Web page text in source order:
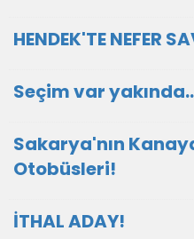
HENDEK'TE NEFER
Seçim var
Sakarya'nın
Otobüsleri!
İTHAL ADAY!